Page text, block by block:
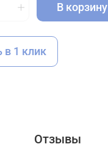
В корзину
в 1 клик
Отзывы